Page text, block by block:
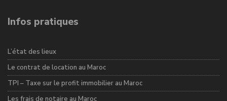
Infos pratiques
L’état des lieux
Le contrat de location au Maroc
TPI – Taxe sur le profit immobilier au Maroc
Les frais de notaire au Maroc